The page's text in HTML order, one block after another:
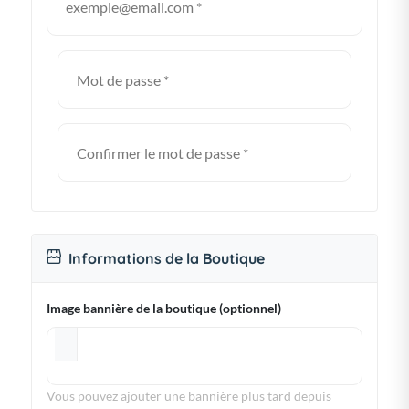
Le nom du Vendeur
L'adresse postale du Vendeur ou, dans le cas d'une
(I.C.E)
l'autoentrepreneur
Les coordonnées du service après-vente du
VENDEUR
Informations de la Boutique
Image bannière de la boutique (optionnel)
Vous pouvez ajouter une bannière plus tard depuis